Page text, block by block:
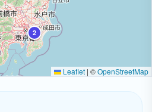
2
Leaflet | ©OpenStreetMap